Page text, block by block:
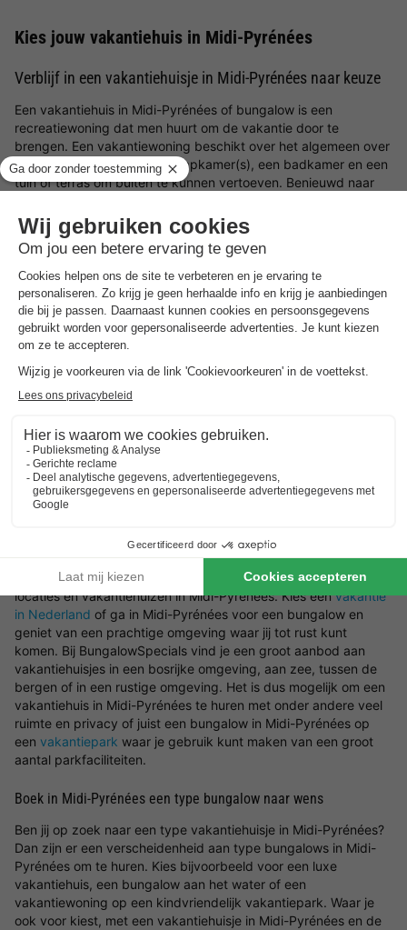
Kies jouw vakantiehuis in Midi-Pyrénées
Verblijf in een vakantiehuisje in Midi-Pyrénées naar keuze
Een vakantiehuis in Midi-Pyrénées of bungalow is een
recreatiewoning dat men huurt om de vakantie door te
brengen. Een vakantiewoning beschikt over het algemeen over
een woonkamer, keuken, slaapkamer(s), een badkamer en een
tuin of terras om buiten te kunnen vertoeven. Benieuwd naar
bieden hebben? Op deze pagina vind je een een divers en
veelzijdig aanbod aan vakantiehuizen in Midi-Pyrénées. Ideaal
voor wanneer je eengoedkoop weekendje weg
of eenweekje weg in Nederlandof het buitenland wilt met je
geliefdes.
Welk soort bungalows in Midi-Pyrénées zijn er
beschikbaar?
Op deze pagina filter je met gemak op de verschillende
mogelijke voorzieningen en/of faciliteiten om een vakantiehuisje
er nog niet zeker van waar je precies naar op zoek bent? Wij
helpen je graag in Midi-Pyrénées een bungalow te boeken. Wil
jij er op het laatste moment even tussenuit? Kies dan voor een
last minute vakantiehuisje.
Wat voor type bungalow in Midi-Pyrénées wil jij boeken en in
welke omgeving wil jij zitten? Laat je inspireren door de mooiste
locaties en vakantiehuizen in Midi-Pyrénées. Kies eenvakantie
in Nederland of ga in Midi-Pyrénées voor een bungalow en
geniet van een prachtige omgeving waar jij tot rust kunt
komen. Bij BungalowSpecials vind je een groot aanbod aan
vakantiehuisjes in een bosrijke omgeving, aan zee, tussen de
bergen of in een rustige omgeving. Het is dus mogelijk om een
vakantiehuis in Midi-Pyrénées te huren met onder andere veel
ruimte en privacy of juist een bungalow in Midi-Pyrénées op
een vakantiepark waar je gebruik kunt maken van een groot
aantal parkfaciliteiten.
Boek in Midi-Pyrénées een type bungalow naar wens
Ben jij op zoek naar een type vakantiehuisje in Midi-Pyrénées?
Dan zijn er een verscheidenheid aan type bungalows in Midi-
Pyrénées om te huren. Kies bijvoorbeeld voor een luxe
vakantiehuis, een bungalow aan het water of een
vakantiewoning op een kindvriendelijk vakantiepark. Waar je
ook voor kiest, met een vakantiehuisje in Midi-Pyrénées en de